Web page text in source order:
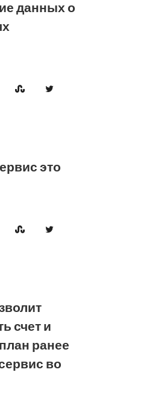
данных о
это
счет и
ранее
во